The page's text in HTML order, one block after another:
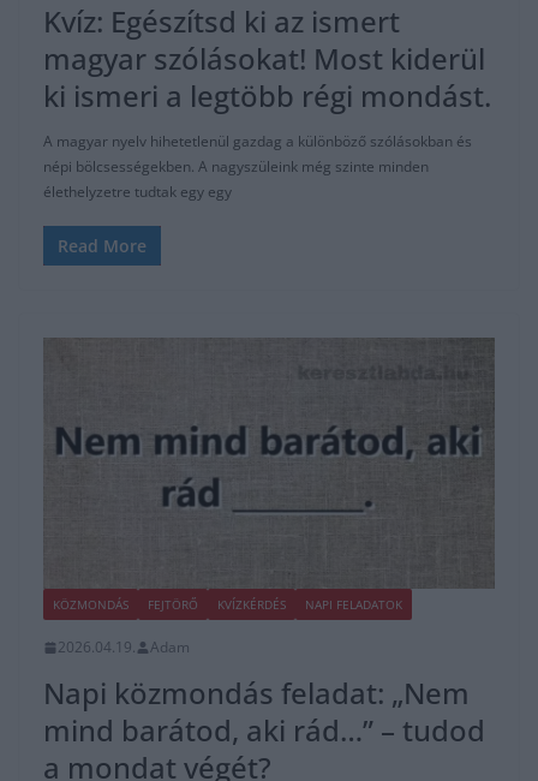
Kvíz: Egészítsd ki az ismert
magyar szólásokat! Most kiderül
ki ismeri a legtöbb régi mondást.
A magyar nyelv hihetetlenül gazdag a különböző szólásokban és
népi bölcsességekben. A nagyszüleink még szinte minden
élethelyzetre tudtak egy egy
Read More
KÖZMONDÁS FEJTÖRŐ KVÍZKÉRDÉS NAPI FELADATOK
2026.04.19. Adam
Napi közmondás feladat: „Nem
mind barátod, aki rád…” – tudod
a mondat végét?